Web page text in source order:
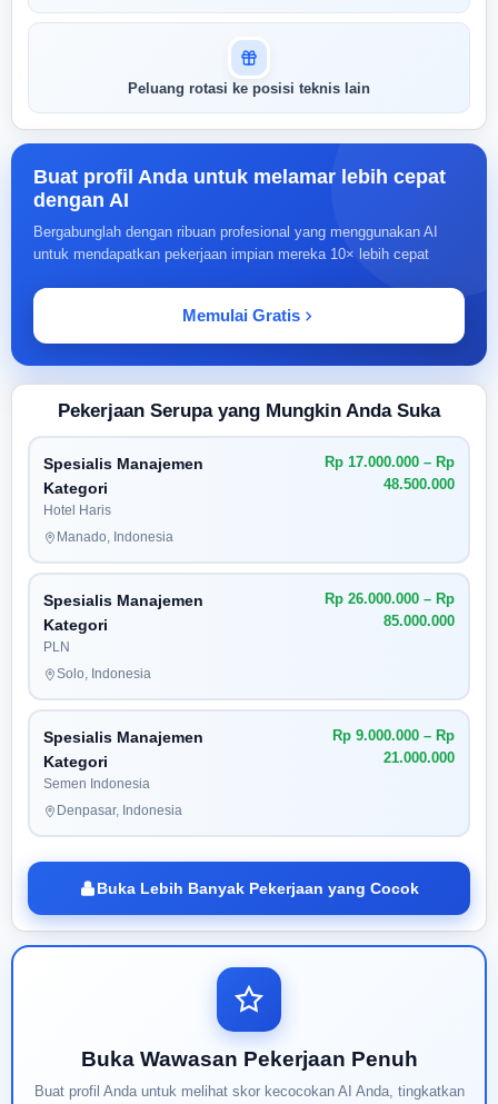
Peluang rotasi ke posisi teknis lain
Buat profil Anda untuk melamar lebih cepat
dengan AI
Bergabunglah dengan ribuan profesional yang menggunakan AI
untuk mendapatkan pekerjaan impian mereka 10× lebih cepat
Memulai Gratis
Pekerjaan Serupa yang Mungkin Anda Suka
Spesialis Manajemen
Kategori
Hotel Haris
Rp 17.000.000 – Rp
48.500.000
Manado, Indonesia
Spesialis Manajemen
Kategori
PLN
Rp 26.000.000 – Rp
85.000.000
Solo, Indonesia
Spesialis Manajemen
Kategori
Semen Indonesia
Rp 9.000.000 – Rp
21.000.000
Denpasar, Indonesia
Buka Lebih Banyak Pekerjaan yang Cocok
Buka Wawasan Pekerjaan Penuh
Buat profil Anda untuk melihat skor kecocokan AI Anda, tingkatkan